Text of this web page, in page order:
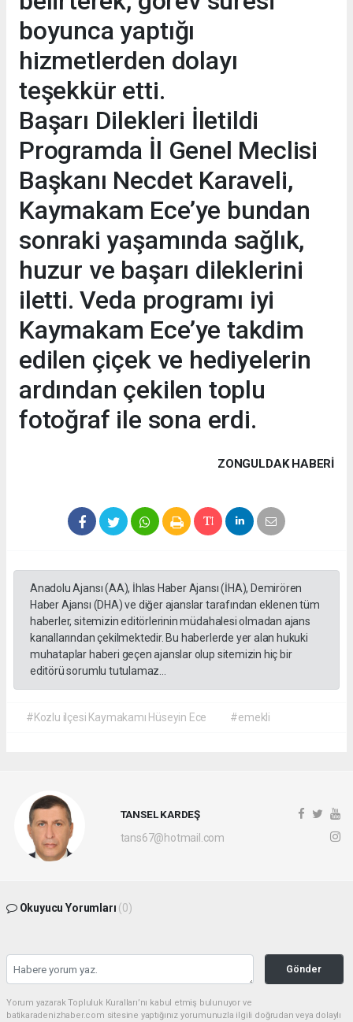
boyunca yaptığı
hizmetlerden dolayı
teşekkür etti.
Başarı Dilekleri İletildi
Programda İl Genel Meclisi
Başkanı Necdet Karaveli,
Kaymakam Ece’ye bundan
sonraki yaşamında sağlık,
huzur ve başarı dileklerini
iletti. Veda programı iyi
Kaymakam Ece’ye takdim
edilen çiçek ve hediyelerin
ardından çekilen toplu
fotoğraf ile sona erdi.
ZONGULDAK HABERİ
Anadolu Ajansı (AA), İhlas Haber Ajansı (İHA), Demirören
Haber Ajansı (DHA) ve diğer ajanslar tarafından eklenen tüm
haberler, sitemizin editörlerinin müdahalesi olmadan ajans
kanallarından çekilmektedir. Bu haberlerde yer alan hukuki
muhataplar haberi geçen ajanslar olup sitemizin hiç bir
editörü sorumlu tutulamaz...
#Kozlu ilçesi Kaymakamı Hüseyin Ece #emekli
TANSEL KARDEŞ
tans67@hotmail.com
Okuyucu Yorumları (0)
Gönder
Yorum yazarak Topluluk Kuralları’nı kabul etmiş bulunuyor ve
batikaradenizhaber.com sitesine yaptığınız yorumunuzla ilgili doğrudan veya dolaylı